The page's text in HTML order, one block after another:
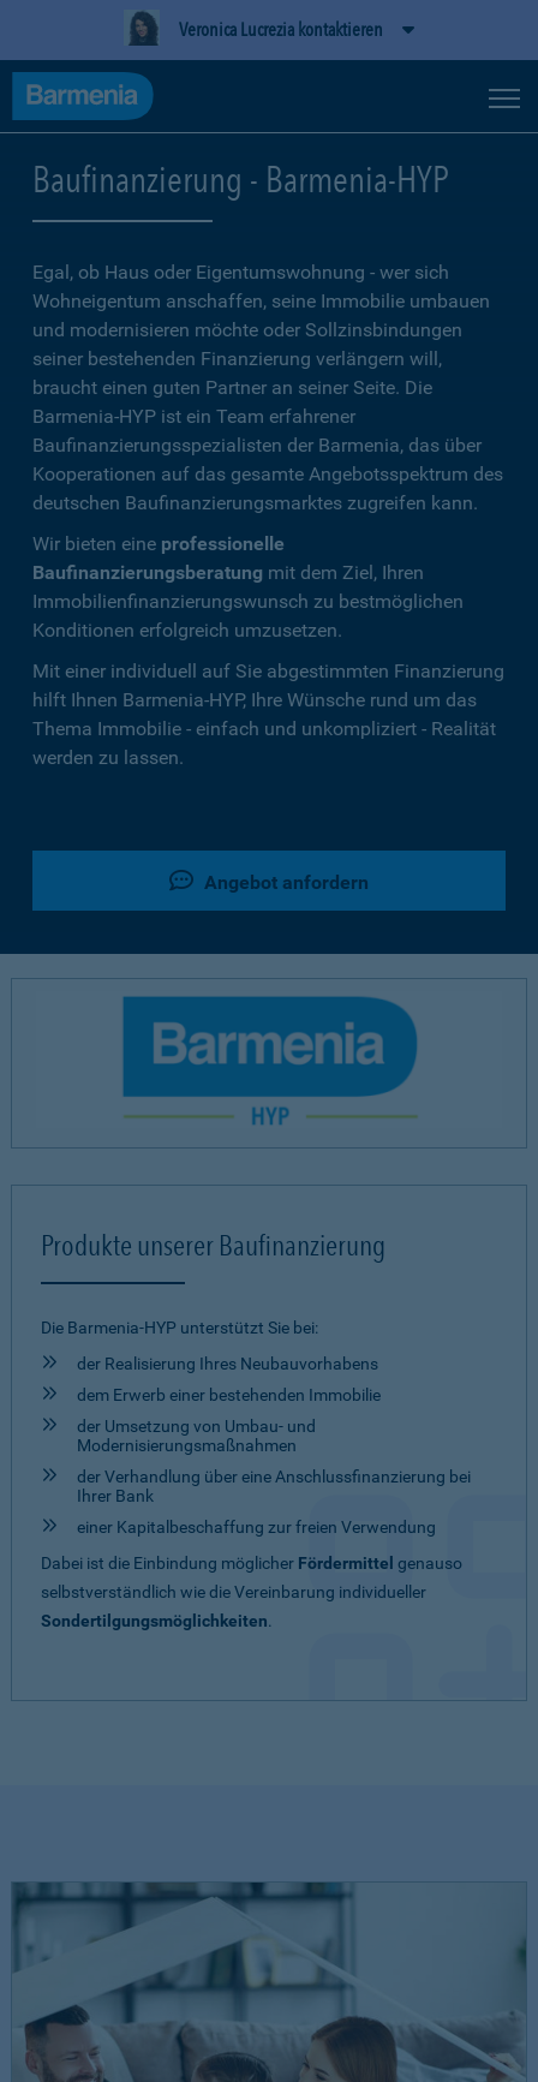
Veronica Lucrezia kontaktieren
Baufinanzierung - Barmenia-HYP
Egal, ob Haus oder Eigentumswohnung - wer sich
Wohneigentum anschaffen, seine Immobilie umbauen
und modernisieren möchte oder Sollzinsbindungen
seiner bestehenden Finanzierung verlängern will,
braucht einen guten Partner an seiner Seite. Die
Barmenia-HYP ist ein Team erfahrener
Baufinanzierungsspezialisten der Barmenia, das über
Kooperationen auf das gesamte Angebotsspektrum des
deutschen Baufinanzierungsmarktes zugreifen kann.
Wir bieten eine professionelle
Baufinanzierungsberatung mit dem Ziel, Ihren
Immobilienfinanzierungswunsch zu bestmöglichen
Konditionen erfolgreich umzusetzen.
Mit einer individuell auf Sie abgestimmten Finanzierung
hilft Ihnen Barmenia-HYP, Ihre Wünsche rund um das
Thema Immobilie - einfach und unkompliziert - Realität
werden zu lassen.
Angebot anfordern
Produkte unserer Baufinanzierung
Die Barmenia-HYP unterstützt Sie bei:
der Realisierung Ihres Neubauvorhabens
dem Erwerb einer bestehenden Immobilie
der Umsetzung von Umbau- und
Modernisierungsmaßnahmen
der Verhandlung über eine Anschlussfinanzierung bei
Ihrer Bank
einer Kapitalbeschaffung zur freien Verwendung
Dabei ist die Einbindung möglicher Fördermittel genauso
selbstverständlich wie die Vereinbarung individueller
Sondertilgungsmöglichkeiten.